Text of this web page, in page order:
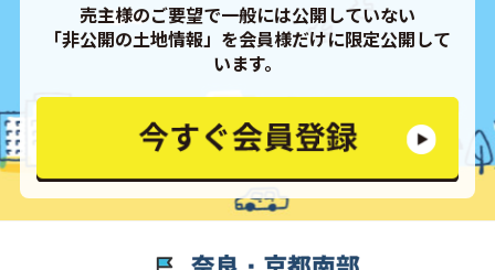
売主様のご要望で一般には公開していない
「非公開の土地情報」を会員様だけに限定公開して
います。